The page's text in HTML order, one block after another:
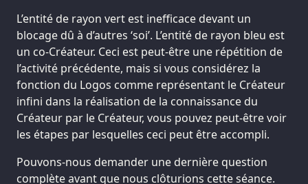
L’entité de rayon vert est inefficace devant un
blocage dû à d’autres ‘soi’. L’entité de rayon bleu est
un co-Créateur. Ceci est peut-être une répétition de
l’activité précédente, mais si vous considérez la
fonction du Logos comme représentant le Créateur
infini dans la réalisation de la connaissance du
Créateur par le Créateur, vous pouvez peut-être voir
les étapes par lesquelles ceci peut être accompli.
Pouvons-nous demander une dernière question
complète avant que nous clôturions cette séance.